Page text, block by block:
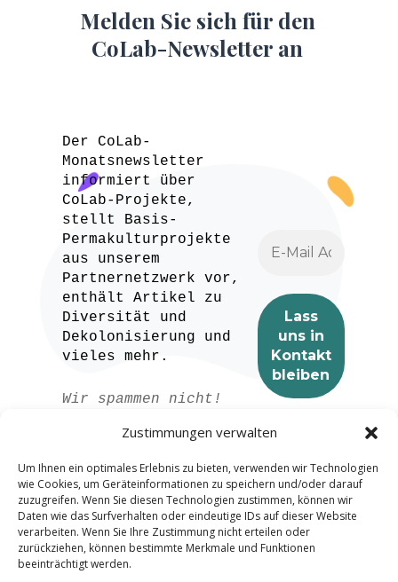
Zustimmungen verwalten
Um Ihnen ein optimales Erlebnis zu bieten, verwenden wir Technologien
wie Cookies, um Geräteinformationen zu speichern und/oder darauf
zuzugreifen. Wenn Sie diesen Technologien zustimmen, können wir
Daten wie das Surfverhalten oder eindeutige IDs auf dieser Website
verarbeiten. Wenn Sie Ihre Zustimmung nicht erteilen oder
zurückziehen, können bestimmte Merkmale und Funktionen
beeinträchtigt werden.
Melden Sie sich für den
CoLab-Newsletter an
Der CoLab-
Monatsnewsletter
informiert über
CoLab-Projekte,
stellt Basis-
Permakulturprojekte
aus unserem
Partnernetzwerk vor,
enthält Artikel zu
Diversität und
Dekolonisierung und
vieles mehr.
Wir spammen nicht!
Datenschutzerklärung
Informationen.